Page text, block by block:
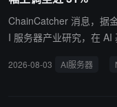
ChainCatcher 消息，据
I 服务器产业研究，在
期超大型 CSP、Tier-2
2026-08-03 AI服务器